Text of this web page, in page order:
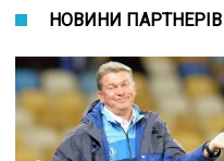
НОВИНИ ПАРТНЕРІВ